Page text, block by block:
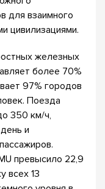
для взаимного
цивилизациями.
железных
более 70%
97% городов
Поезда
350 км/ч,
и
превысило 22,9
всех 13